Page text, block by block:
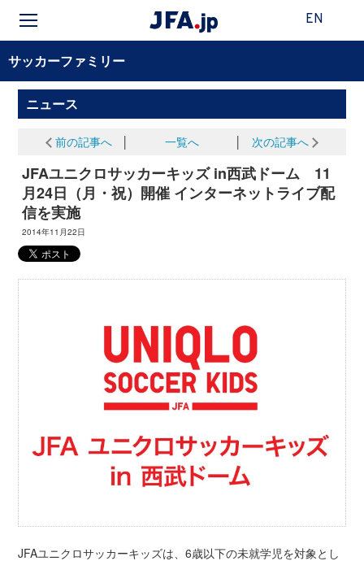
EN
サッカーファミリー
ニュース
前の記事へ 一覧へ 次の記事へ
JFAユニクロサッカーキッズ in西武ドーム 11
月24日（月・祝）開催 インターネットライブ配
信を実施
2014年11月22日
JFAユニクロサッカーキッズは、6歳以下の未就学児を対象とし